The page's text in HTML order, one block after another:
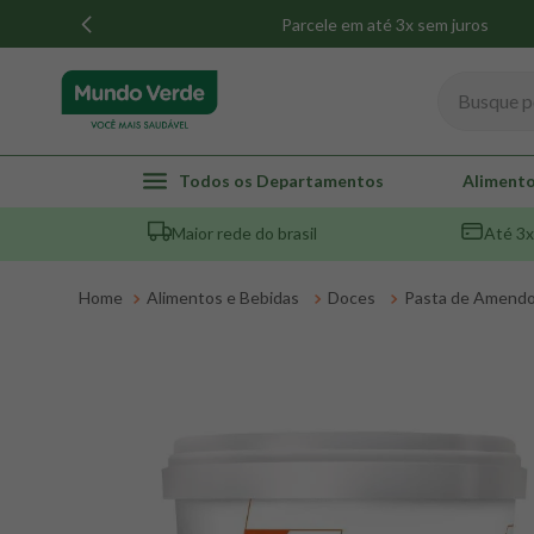
Parcele em até 3x sem juros
Todos os Departamentos
Maior rede do brasil Até
Alimentos e Bebidas Doces Pasta de
TERMOS MAIS BUSCADOS
1º whey
2º creatina
psyllium